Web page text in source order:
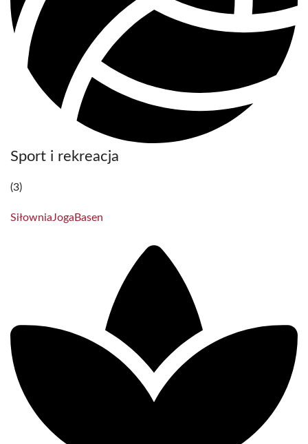
Sport i rekreacja
(3)
SiłowniaJoga Basen